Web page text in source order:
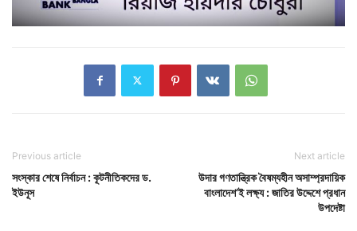
Previous article
সংস্কার শেষে নির্বাচন : কূটনীতিকদের ড.
ইউনূস
Next article
উদার গণতান্ত্রিক বৈষম্যহীন অসাম্প্রদায়িক
বাংলাদেশ’ই লক্ষ্য : জাতির উদ্দেশে প্রধান
উপদেষ্টা